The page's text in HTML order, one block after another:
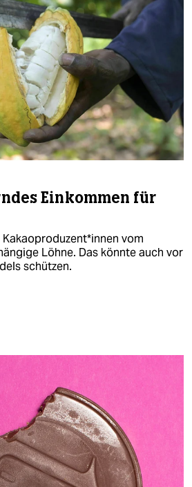
Einkommen für
vom
Löhne. Das könnte auch vor
schützen.